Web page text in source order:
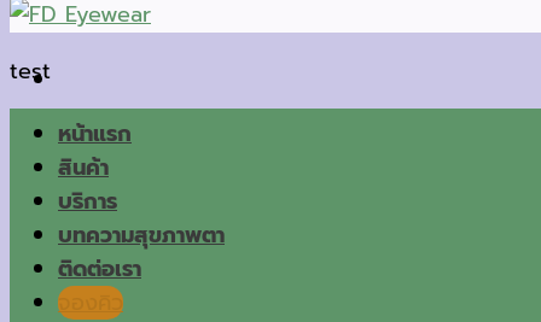
หน้าแรก
สินค้า
บริการ
บทความสุขภาพตา
ติดต่อเรา
จองคิว
test